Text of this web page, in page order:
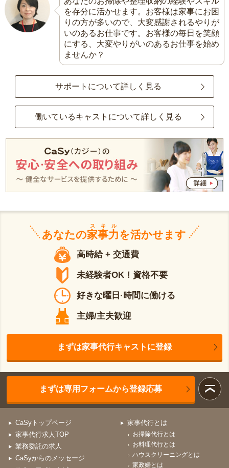
を存分に活かせます。お客様は家事にお困
りの方が多いので、大変感謝されるやりが
いのあるお仕事です。お客様の毎日を笑顔
にする、大変やりがいのあるお仕事を始め
ませんか？
サポートについて詳しく見る
働いているキャストについて詳しく見る
あなたの家事力
スキル
を活かせます
高時給 + 交通費
未経験者OK！資格不要
好きな曜日·時間に働ける
主婦/主夫歓迎
まずは家事代行キャストに登録
まずは専用フォームから登録応募
CaSyトップページ
家事代行求人TOP
業務委託の求人
CaSyからのメッセージ
家事代行とは
お掃除代行とは
お料理代行とは
ハウスクリーニングとは
家政婦とは